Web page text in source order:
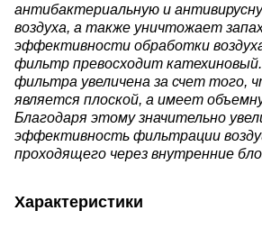
антибактериальную и
воздуха, а также уничтожает
эффективности обработки
фильтр превосходит
фильтра увеличена за счет того,
является плоской, а имеет
Благодаря этому значительно
эффективность фильтрации
проходящего через внутренние
Характеристики